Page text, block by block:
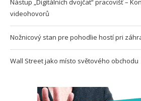
Nástup „Digitálních dvojčat“ pracovišť –
videohovorů
Nožnicový stan pre pohodlie hostí pri
Wall Street jako místo světového obchodu